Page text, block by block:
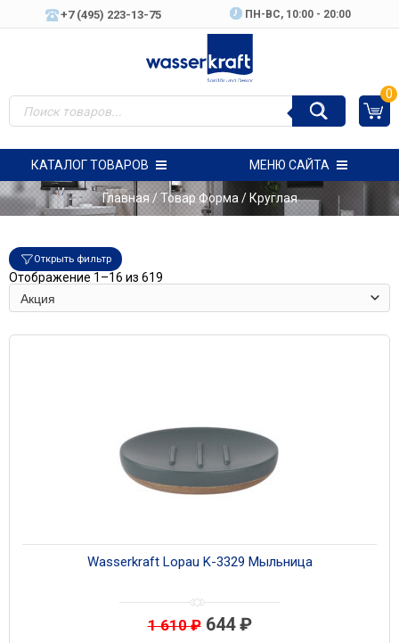
+7 (495) 223-13-75 ПН-ВC, 10:00 - 20:00
0
КАТАЛОГ ТОВАРОВ МЕНЮ САЙТА
Главная/ Товар Форма / Круглая
Открыть фильтр
Отображение 1–16 из 619
Wasserkraft Lopau K-3329 Мыльница
1 610₽ 644₽